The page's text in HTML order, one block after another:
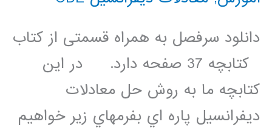
دانلود سرفصل به همراه قسمتی از کتاب
کتابچه 37 صفحه دارد. در اين
کتابچه ما به روش حل معادلات
ديفرانسيل پاره اي بفرمهاي زير خواهيم